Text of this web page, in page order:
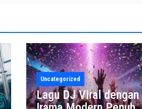
Uncategorized
Lagu DJ Viral dengan